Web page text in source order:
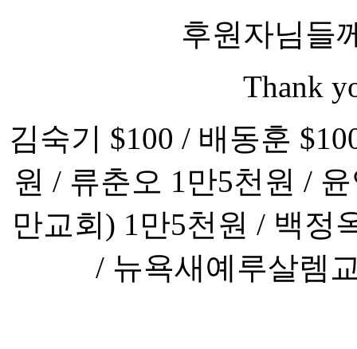
후원자님들
Thank
김숙기 $100 / 배동훈
원 / 류춘오 1만5천원 /
만교회) 1만5천원 / 백정
/ 뉴욕새예루살렘